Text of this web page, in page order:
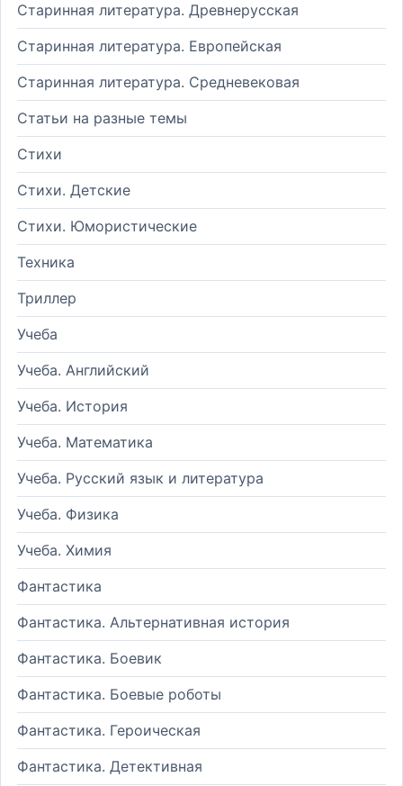
Старинная литература. Древнерусская
Старинная литература. Европейская
Старинная литература. Средневековая
Статьи на разные темы
Стихи
Стихи. Детские
Стихи. Юмористические
Техника
Триллер
Учеба
Учеба. Английский
Учеба. История
Учеба. Математика
Учеба. Русский язык и литература
Учеба. Физика
Учеба. Химия
Фантастика
Фантастика. Альтернативная история
Фантастика. Боевик
Фантастика. Боевые роботы
Фантастика. Героическая
Фантастика. Детективная